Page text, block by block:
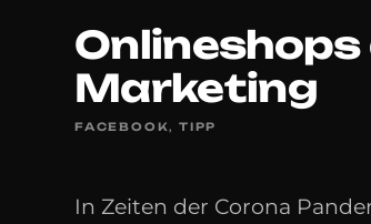
Marketing
FACEBOOK ,TIPP
In Zeiten der Corona